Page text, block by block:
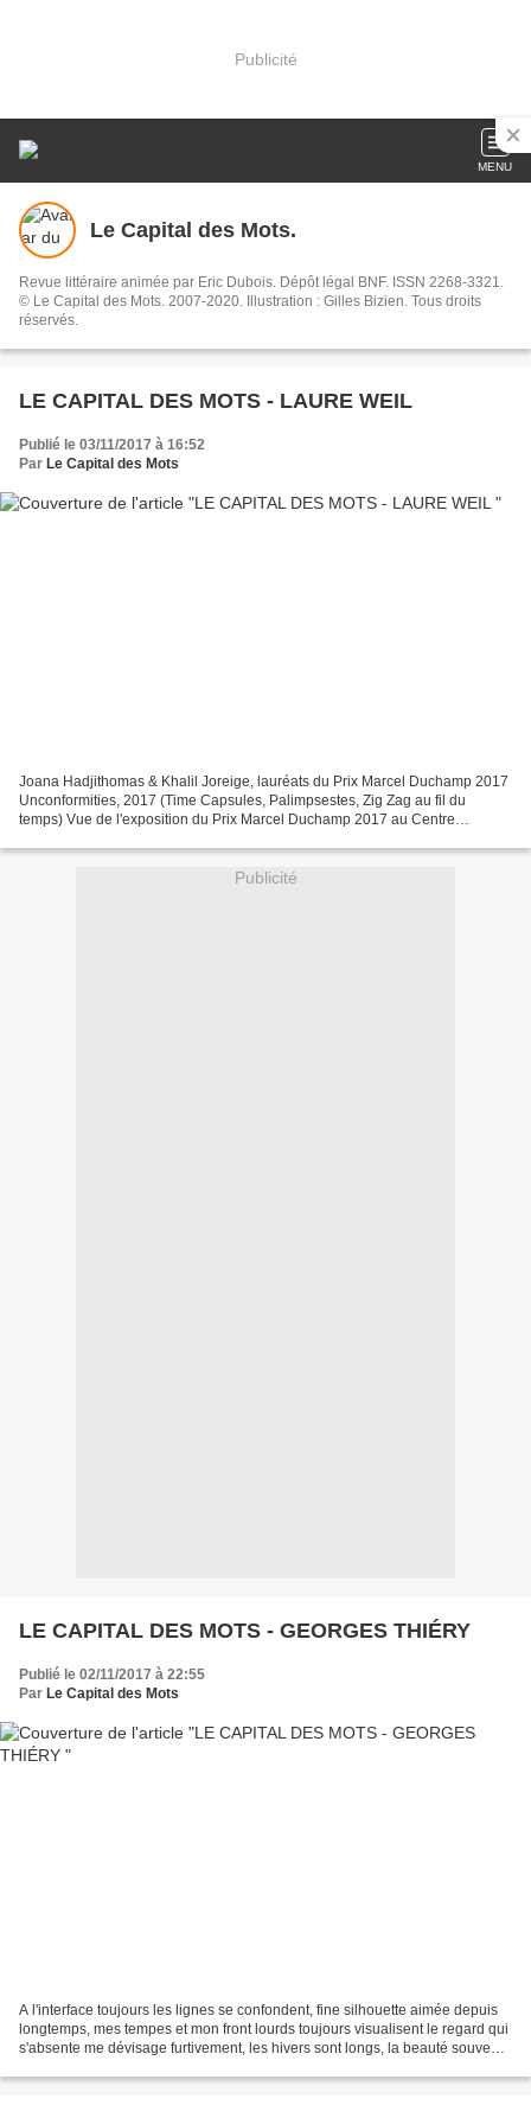
Publicité
MENU
Le Capital des Mots.
Revue littéraire animée par Eric Dubois. Dépôt légal BNF. ISSN 2268-3321.
© Le Capital des Mots. 2007-2020. Illustration : Gilles Bizien. Tous droits
réservés.
LE CAPITAL DES MOTS - LAURE WEIL
Publié le 03/11/2017 à 16:52
Par Le Capital des Mots
Joana Hadjithomas & Khalil Joreige, lauréats du Prix Marcel Duchamp 2017
Unconformities, 2017 (Time Capsules, Palimpsestes, Zig Zag au fil du
temps) Vue de l'exposition du Prix Marcel Duchamp 2017 au Centre
Publicité
LE CAPITAL DES MOTS - GEORGES THIÉRY
Publié le 02/11/2017 à 22:55
Par Le Capital des Mots
A l'interface toujours les lignes se confondent, fine silhouette aimée depuis
longtemps, mes tempes et mon front lourds toujours visualisent le regard qui
s'absente me dévisage furtivement, les hivers sont longs, la beauté souvent